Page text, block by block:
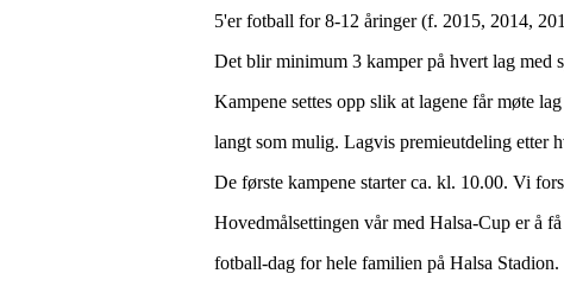
5'er fotball for 8-12 åringer (f. 2015, 2014,
Det blir minimum 3 kamper på hvert lag med
Kampene settes opp slik at lagene får møte
langt som mulig. Lagvis premieutdeling etter
De første kampene starter ca. kl. 10.00. Vi
Hovedmålsettingen vår med Halsa-Cup er å
fotball-dag for hele familien på Halsa Stadion.